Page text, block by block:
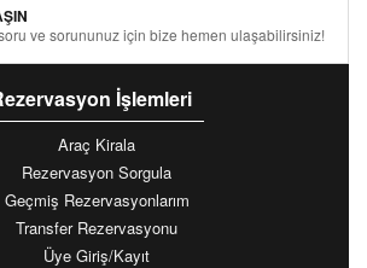
ve sorununuz için bize hemen ulaşabilirsiniz!
İşlemleri
Araç Kirala
Rezervasyon Sorgula
Geçmiş Rezervasyonlarım
Transfer Rezervasyonu
Üye Giriş/Kayıt